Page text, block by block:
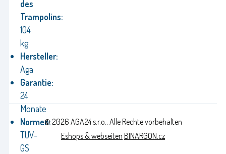
des
Trampolins:
104
kg
Hersteller:
Aga
Garantie:
24
Monate
Normen:
TUV-
GS
© 2026 AGA24 s.r.o., Alle Rechte vorbehalten
Eshops & webseiten BINARGON.cz